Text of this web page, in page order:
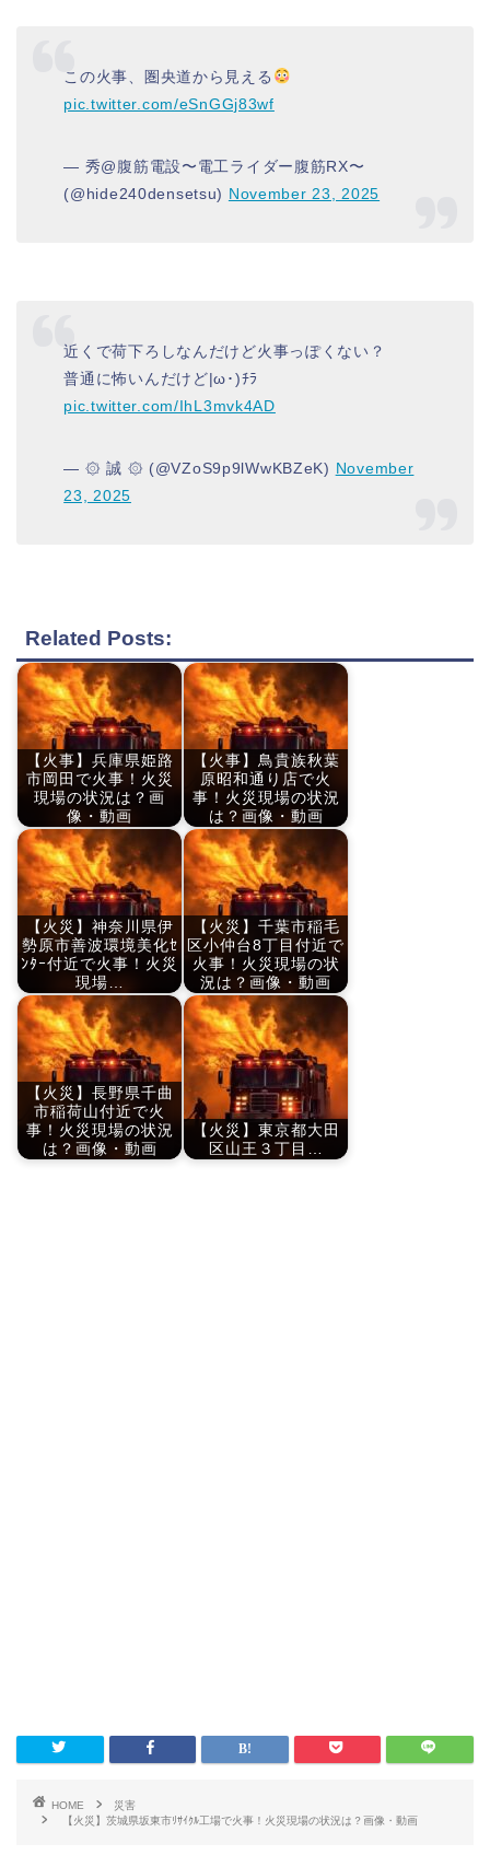
この火事、圏央道から見える
pic.twitter.com/eSnGGj83wf
— 秀@腹筋電設〜電工ライダー腹筋RX〜
(@hide240densetsu) November 23, 2025
近くで荷下ろしなんだけど火事っぽくない？
普通に怖いんだけど|ω･)ﾁﾗ
pic.twitter.com/IhL3mvk4AD
— ۞ 誠 ۞ (@VZoS9p9lWwKBZeK) November
23, 2025
Related Posts:
【火事】兵庫県姫路
市岡田で火事！火災
現場の状況は？画
像・動画
【火事】鳥貴族秋葉
原昭和通り店で火
事！火災現場の状況
は？画像・動画
【火災】神奈川県伊
勢原市善波環境美化ｾ
ﾝﾀｰ付近で火事！火災
現場…
【火災】千葉市稲毛
区小仲台8丁目付近で
火事！火災現場の状
況は？画像・動画
【火災】長野県千曲
市稲荷山付近で火
事！火災現場の状況
は？画像・動画
【火災】東京都大田
区山王３丁目…
HOME
災害
【火災】茨城県坂東市ﾘｻｲｸﾙ工場で火事！火災現場の状況は？画像・動画